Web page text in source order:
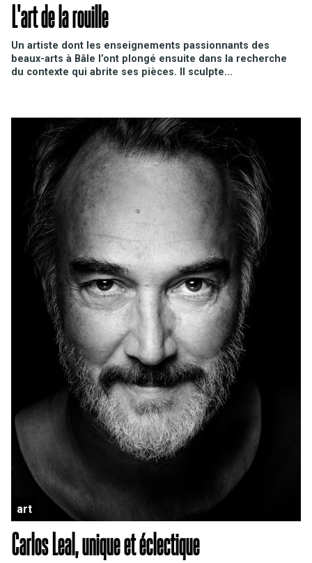
L'art de la rouille
Un artiste dont les enseignements passionnants des
beaux-arts à Bâle l’ont plongé ensuite dans la recherche
du contexte qui abrite ses pièces. Il sculpte...
art
Carlos Leal, unique et éclectique